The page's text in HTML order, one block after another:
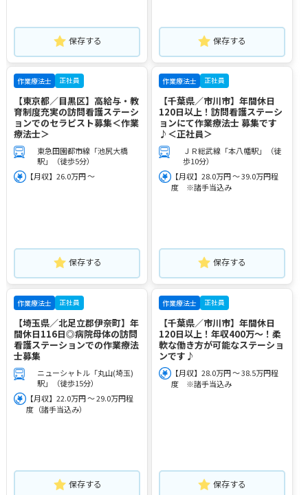
保存する 保存する
作業療法士 正社員
【東京都／目黒区】高給与・教
育制度充実の訪問看護ステーシ
ョンでのセラピスト募集＜作業
療法士＞
東急田園都市線「池尻大橋
駅」（徒歩5分）
【月収】26.0万円 ～
保存する
作業療法士 正社員
【千葉県／市川市】年間休日
120日以上！訪問看護ステーシ
ョンにて作業療法士 募集です
♪＜正社員＞
ＪＲ総武線「本八幡駅」（徒
歩10分）
【月収】28.0万円 ～ 39.0万円程
度 ※諸手当込み
保存する
作業療法士 正社員
【埼玉県／北足立郡伊奈町】年
間休日116日◎病院母体の訪問
看護ステーションでの作業療法
士募集
ニューシャトル「丸山(埼玉)
駅」（徒歩15分）
【月収】22.0万円 ～ 29.0万円程
度（諸手当込み）
保存する
作業療法士 正社員
【千葉県／市川市】年間休日
120日以上！年収400万～！柔
軟な働き方が可能なステーショ
ンです♪
【月収】28.0万円 ～ 38.5万円程
度 ※諸手当込み
保存する